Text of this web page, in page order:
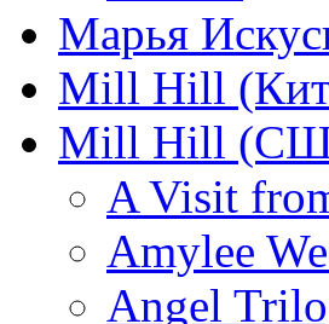
Марья
Mill Hill
Mill Hill
A Visit
Amylee
Angel